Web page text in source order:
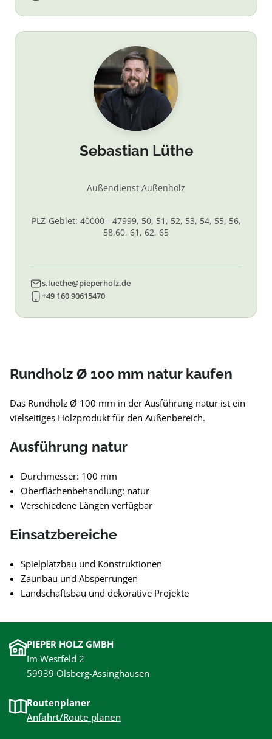
Sebastian Lüthe
Außendienst Außenholz
PLZ-Gebiet: 40000 - 47999, 50, 51, 52, 53, 54, 55, 56,
58,60, 61, 62, 65
s.luethe@pieperholz.de
+49 160 90615470
Rundholz Ø 100 mm natur kaufen
Das Rundholz Ø 100 mm in der Ausführung natur ist ein
vielseitiges Holzprodukt für den Außenbereich.
Ausführung natur
Durchmesser: 100 mm
Oberflächenbehandlung: natur
Verschiedene Längen verfügbar
Einsatzbereiche
Spielplatzbau und Konstruktionen
Zaunbau und Absperrungen
Landschaftsbau und dekorative Projekte
PIEPER HOLZ GMBH
Im Westfeld 2
59939 Olsberg-Assinghausen
Routenplaner
Anfahrt/Route planen